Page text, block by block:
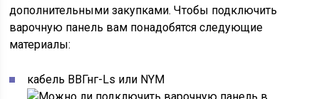
дополнительными закупками. Чтобы подключить
варочную панель вам понадобятся следующие
материалы:
кабель ВВГнг-Ls или NYM